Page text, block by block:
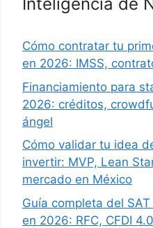
Cómo contratar tu
en 2026: IMSS,
Financiamiento para
2026: créditos,
ángel
Cómo validar tu idea
invertir: MVP, Lean
mercado en México
Guía completa del
en 2026: RFC, CFDI